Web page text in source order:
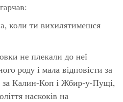
коли ти вихилятимешся
не плекали до неї
роду і мала відповісти за
за Калин-Коп і Жбир-у-Пущі,
наскоків на